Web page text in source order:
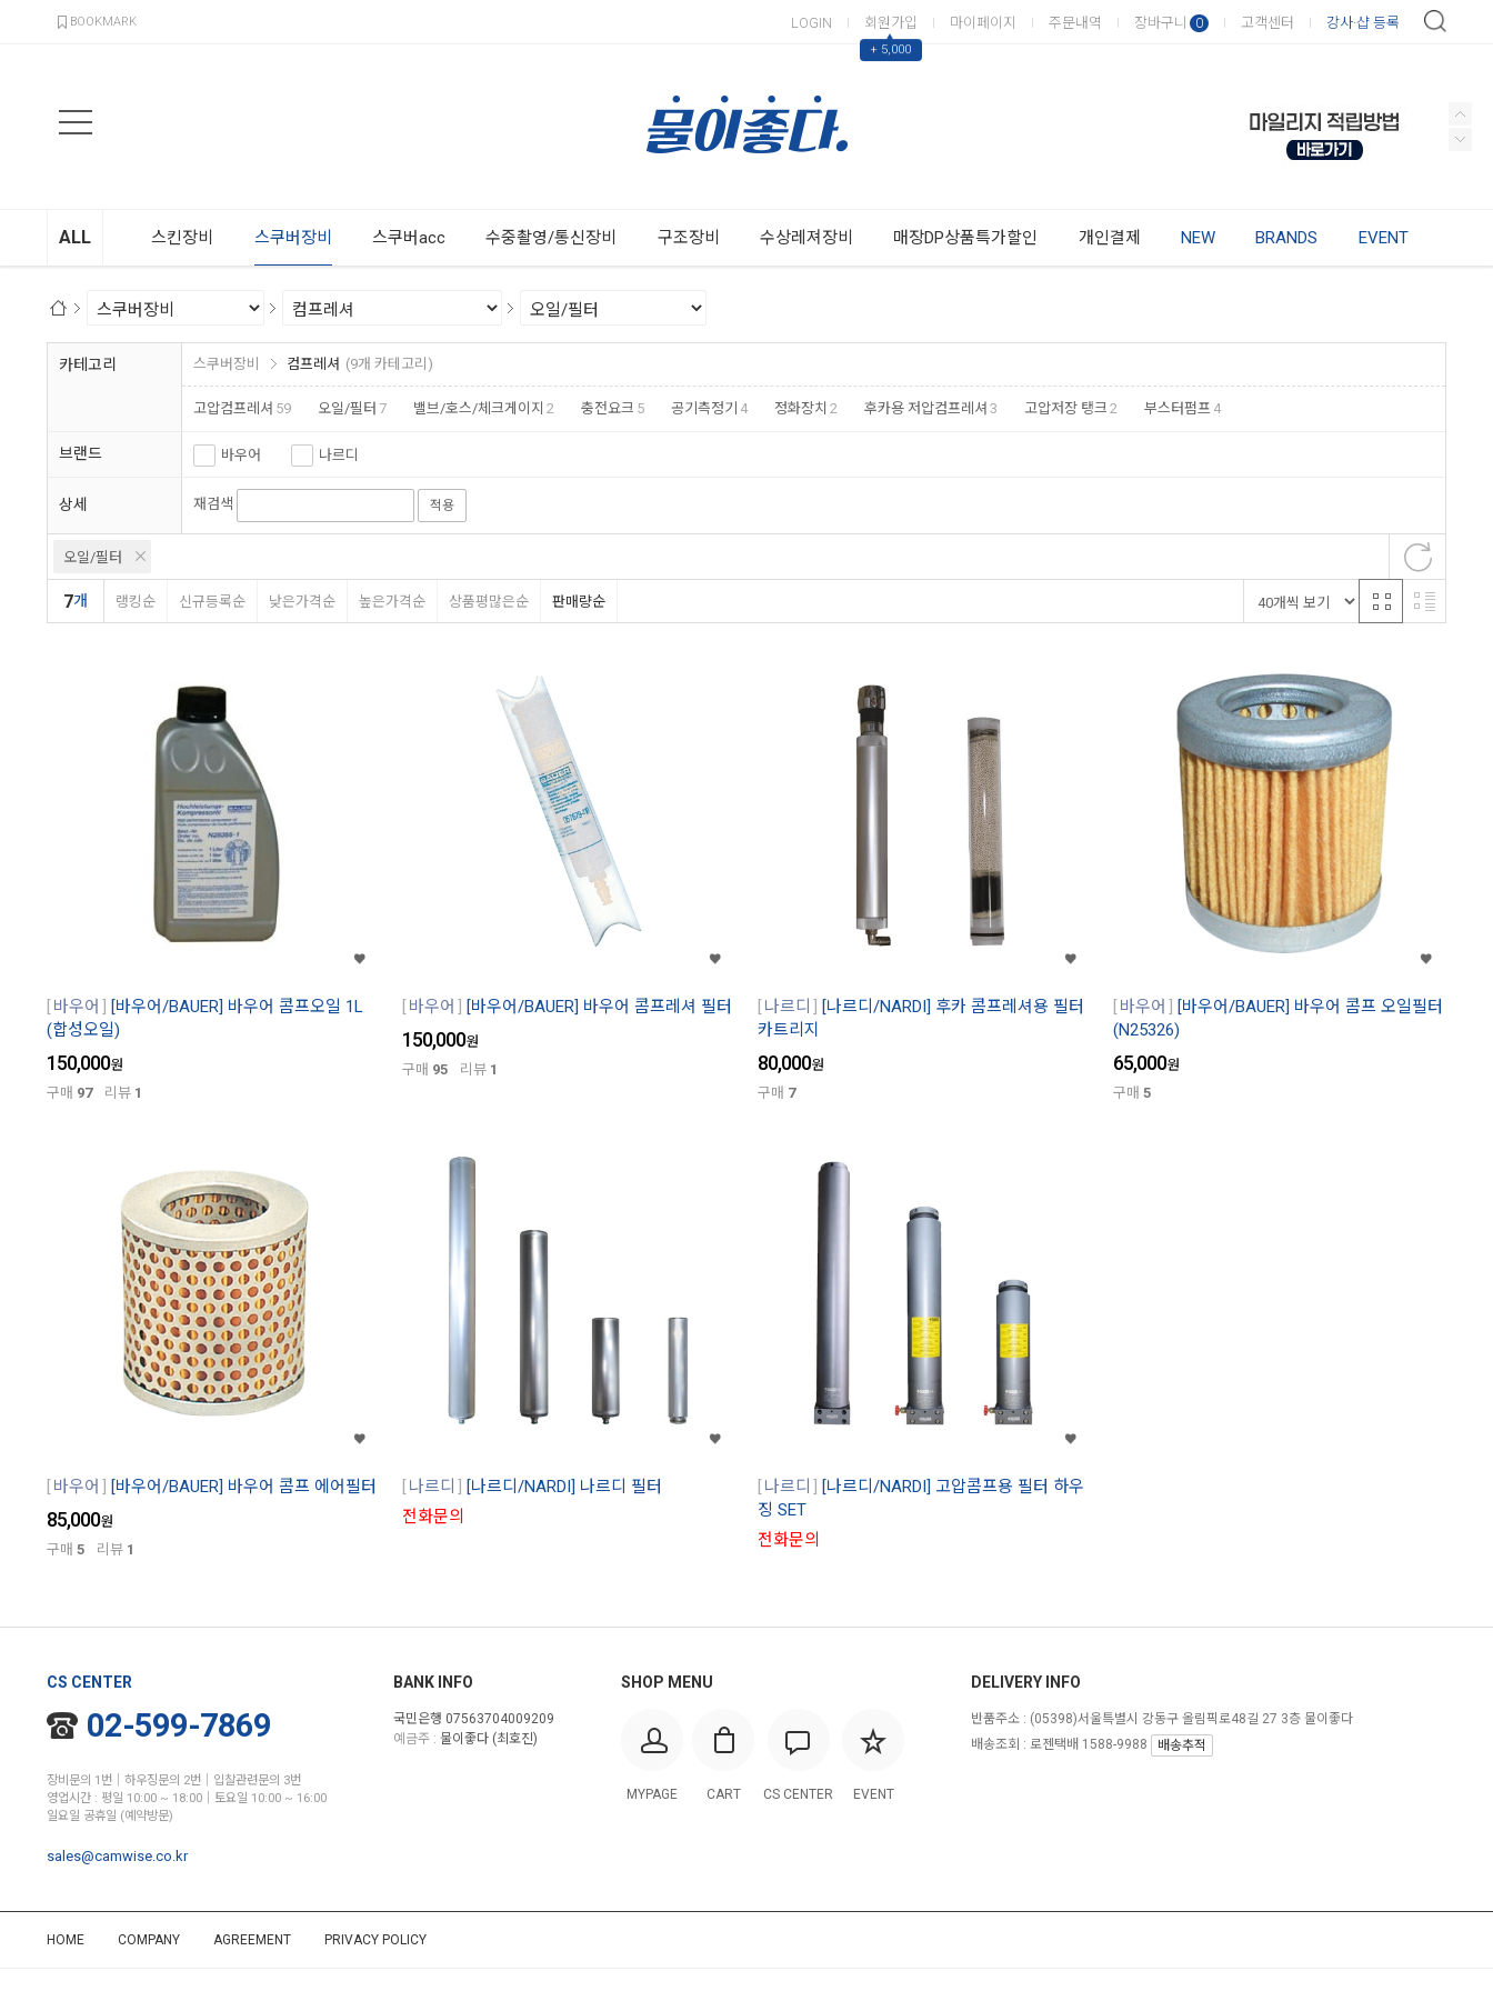
BOOKMARK LOGIN 회원가입
▲
+ 5,000
마이페이지 주문내역 장바구니 0 고객센터 강사·샵 등록
ALL 스킨장비 스쿠버장비 스쿠버acc 수중촬영/통신장비 구조장비 수상레져장비 매장DP상품특가할인 개인결제 NEW BRANDS EVENT
카테고리 스쿠버장비 컴프레셔 (9개 카테고리)
고압컴프레셔 59 오일/필터 7 밸브/호스/체크게이지 2 충전요크 5 공기측정기 4 정화장치 2 후카용 저압컴프레셔 3 고압저장 탱크 2 부스터펌프 4
브랜드 바우어 나르디
상세 재검색 적용
오일/필터
7개 랭킹순 신규등록순 낮은가격순 높은가격순 상품평많은순 판매량순
바우어
[바우어/BAUER] 바우어 콤프오일 1L
(합성오일)
150,000원
구매 97 리뷰 1
바우어 [바우어/BAUER] 바우어 콤프레셔 필터
150,000원
구매 95 리뷰 1
나르디
[나르디/NARDI] 후카 콤프레셔용 필터
카트리지
80,000원
구매 7
바우어
[바우어/BAUER] 바우어 콤프 오일필터
(N25326)
65,000원
구매 5
바우어 [바우어/BAUER] 바우어 콤프 에어필터
85,000원
구매 5 리뷰 1
나르디
[나르디/NARDI] 나르디 필터
전화문의
나르디
[나르디/NARDI] 고압콤프용 필터 하우
징 SET
전화문의
CS CENTER
02-599-7869
장비문의 1번│하우징문의 2번│입찰관련문의 3번
영업시간 : 평일 10:00 ~ 18:00│토요일 10:00 ~ 16:00
일요일 공휴일 (예약방문)
sales@camwise.co.kr
BANK INFO
국민은행 07563704009209
예금주 : 물이좋다 (최호진)
SHOP MENU
MYPAGE CART CS CENTER EVENT
DELIVERY INFO
반품주소 : (05398)서울특별시 강동구 올림픽로48길 27 3층 물이좋다
배송조회 : 로젠택배 1588-9988
배송추적
HOME COMPANY AGREEMENT PRIVACY POLICY